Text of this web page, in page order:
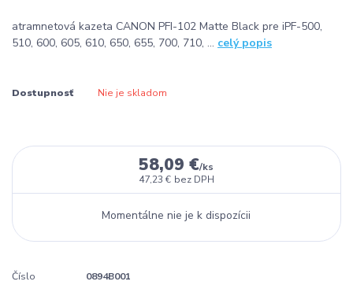
atramnetová kazeta CANON PFI-102 Matte Black pre iPF-500,
510, 600, 605, 610, 650, 655, 700, 710, ... celý popis
Dostupnosť Nie je skladom
58,09 €/ks
47,23 € bez DPH
Momentálne nie je k dispozícii
Číslo
0894B001